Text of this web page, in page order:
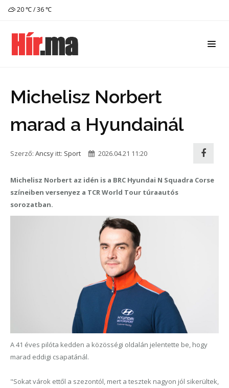
20 ℃ / 36 ℃
Michelisz Norbert
marad a Hyundainál
Szerző: Ancsy itt: Sport 2026.04.21 11:20
Michelisz Norbert az idén is a BRC Hyundai N Squadra Corse
színeiben versenyez a TCR World Tour túraautós
sorozatban.
A 41 éves pilóta kedden a közösségi oldalán jelentette be, hogy
marad eddigi csapatánál.
"Sokat várok ettől a szezontól, mert a tesztek nagyon jól sikerültek,